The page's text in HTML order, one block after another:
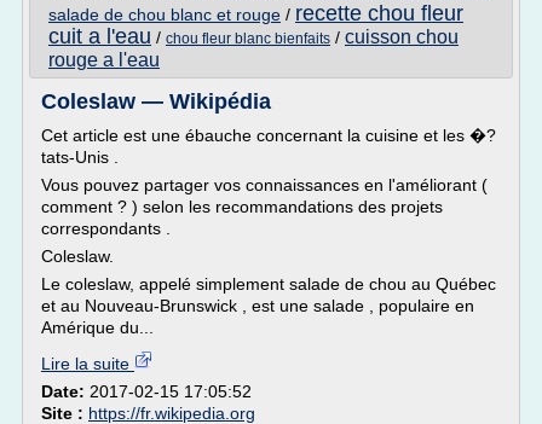
salade de chou blanc et rouge / recette chou fleur
cuit a l'eau / chou fleur blanc bienfaits / cuisson chou
rouge a l'eau
Coleslaw — Wikipédia
Cet article est une ébauche concernant la cuisine et les �?
tats-Unis .
Vous pouvez partager vos connaissances en l'améliorant (
comment ? ) selon les recommandations des projets
correspondants .
Coleslaw.
Le coleslaw, appelé simplement salade de chou au Québec
et au Nouveau-Brunswick , est une salade , populaire en
Amérique du...
Lire la suite
Date: 2017-02-15 17:05:52
Site : https://fr.wikipedia.org